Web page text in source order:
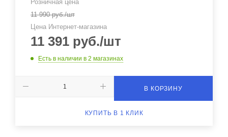
Розничная цена
11 990руб./шт
Цена Интернет-магазина
11 391 руб./шт
Есть в наличии в 2 магазинах
В КОРЗИНУ
КУПИТЬ В 1 КЛИК